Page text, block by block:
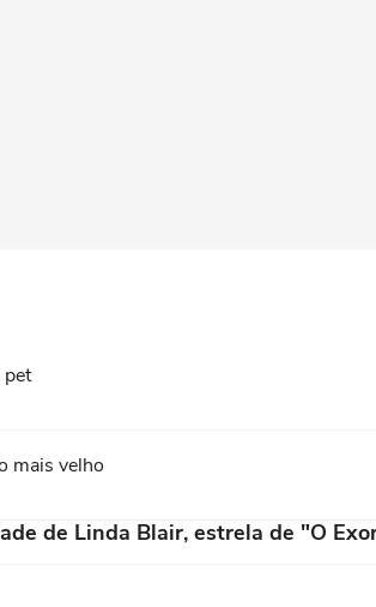
pet
mais velho
de Linda Blair, estrela de "O